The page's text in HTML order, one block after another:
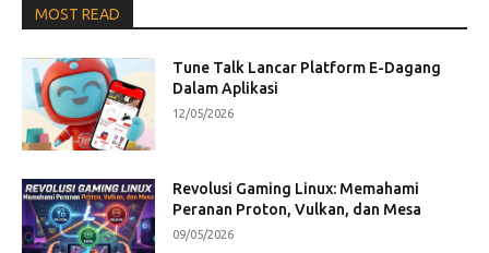
MOST READ
Tune Talk Lancar Platform E-Dagang
Dalam Aplikasi
12/05/2026
Revolusi Gaming Linux: Memahami
Peranan Proton, Vulkan, dan Mesa
09/05/2026